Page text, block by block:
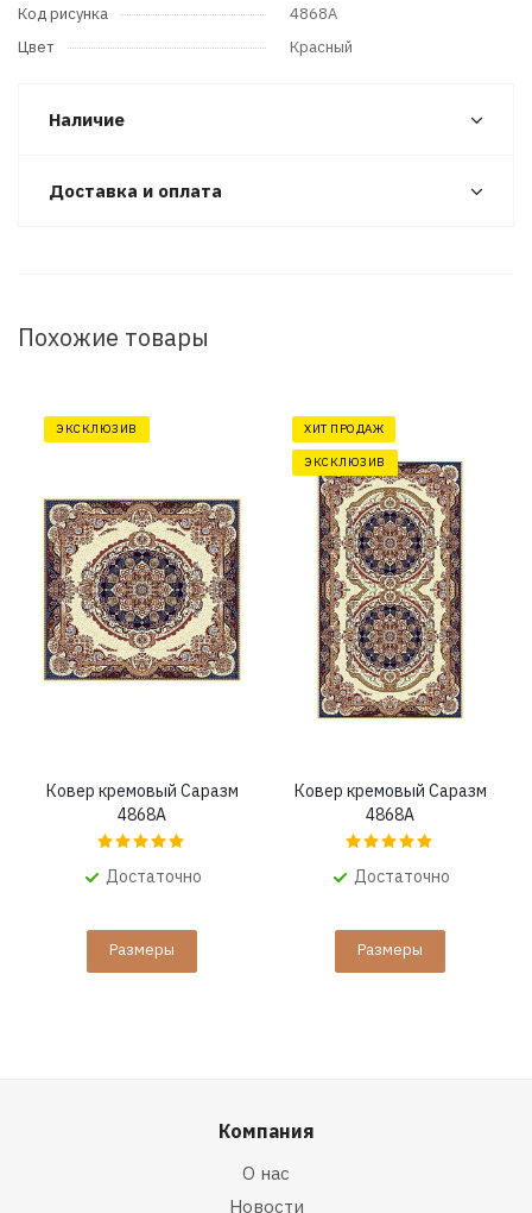
Код рисунка
4868A
Цвет
Красный
Наличие
Доставка и оплата
Похожие товары
ЭКСКЛЮЗИВ
Ковер кремовый Саразм
4868A
Достаточно
Размеры
ХИТ ПРОДАЖ
ЭКСКЛЮЗИВ
Ковер кремовый Саразм
4868A
Достаточно
Размеры
Компания
О нас
Новости